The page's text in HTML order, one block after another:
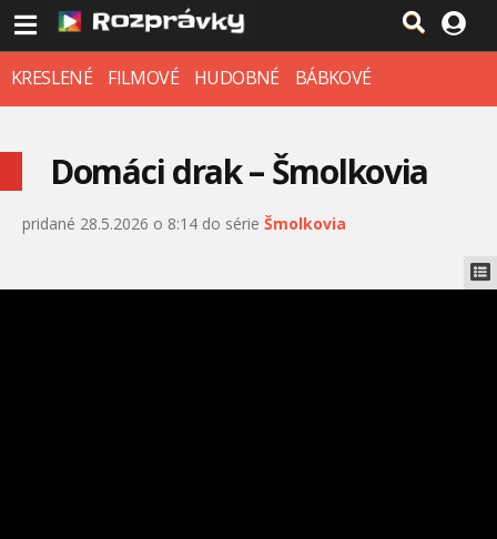
KRESLENÉ FILMOVÉ HUDOBNÉ BÁBKOVÉ
Domáci drak – Šmolkovia
pridané 28.5.2026 o 8:14 do série Šmolkovia